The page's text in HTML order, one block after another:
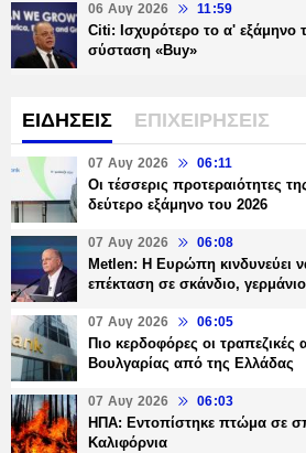
06 Αυγ 2026 11:59
Citi: Ισχυρότερο το α' εξάμηνο
σύσταση «Buy»
ΕΙΔΗΣΕΙΣ ΕΠΙΧΕΙΡΗΣΕΙΣ
07 Αυγ 2026 06:11
Οι τέσσερις προτεραιότητες
δεύτερο εξάμηνο του 2026
07 Αυγ 2026 06:08
Metlen: Η Ευρώπη κινδυνεύει
επέκταση σε σκάνδιο, γερμάνιο
07 Αυγ 2026 06:05
Πιο κερδοφόρες οι
Βουλγαρίας από της Ελλάδας
07 Αυγ 2026 06:03
ΗΠΑ: Εντοπίστηκε πτώμα σε
Καλιφόρνια